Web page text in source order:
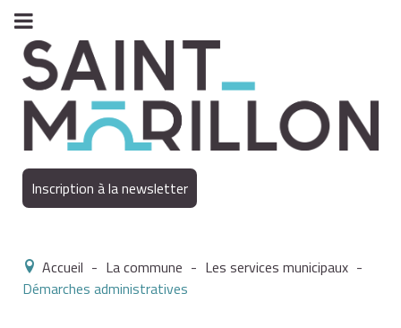
Inscription à la newsletter
Accueil - La commune - Les services municipaux -
Démarches administratives